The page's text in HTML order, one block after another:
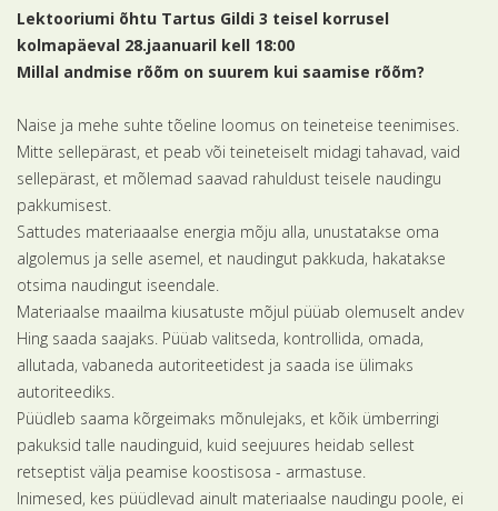
Lektooriumi õhtu Tartus Gildi 3 teisel korrusel
kolmapäeval 28.jaanuaril kell 18:00
Millal andmise rõõm on suurem kui saamise rõõm?
Naise ja mehe suhte tõeline loomus on teineteise teenimises.
Mitte sellepärast, et peab või teineteiselt midagi tahavad, vaid
sellepärast, et mõlemad saavad rahuldust teisele naudingu
pakkumisest.
Sattudes materiaaalse energia mõju alla, unustatakse oma
algolemus ja selle asemel, et naudingut pakkuda, hakatakse
otsima naudingut iseendale.
Materiaalse maailma kiusatuste mõjul püüab olemuselt andev
Hing saada saajaks. Püüab valitseda, kontrollida, omada,
allutada, vabaneda autoriteetidest ja saada ise ülimaks
autoriteediks.
Püüdleb saama kõrgeimaks mõnulejaks, et kõik ümberringi
pakuksid talle naudinguid, kuid seejuures heidab sellest
retseptist välja peamise koostisosa - armastuse.
Inimesed, kes püüdlevad ainult materiaalse naudingu poole, ei